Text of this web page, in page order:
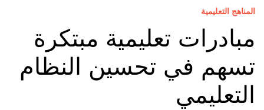
المناهج التعليمية
مبادرات تعليمية مبتكرة
تسهم في تحسين النظام
التعليمي